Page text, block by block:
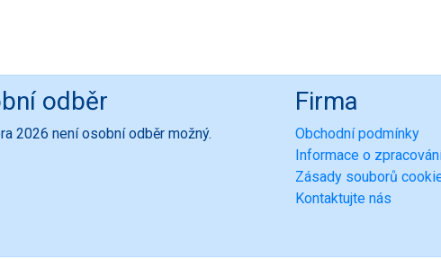
odběr
2026 není osobní odběr možný.
Firma
Obchodní podmínky
Informace o
Zásady souborů
Kontaktujte nás